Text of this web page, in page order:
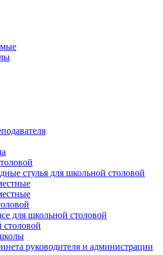
стулья для школьной столовой
для школьной столовой
столовой
руководителя и администрации